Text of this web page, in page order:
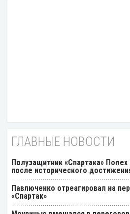
ГЛАВНЫЕ НОВОСТИ
Полузащитник «Спартака»
после исторического
Павлюченко отреагировал на
«Спартак»